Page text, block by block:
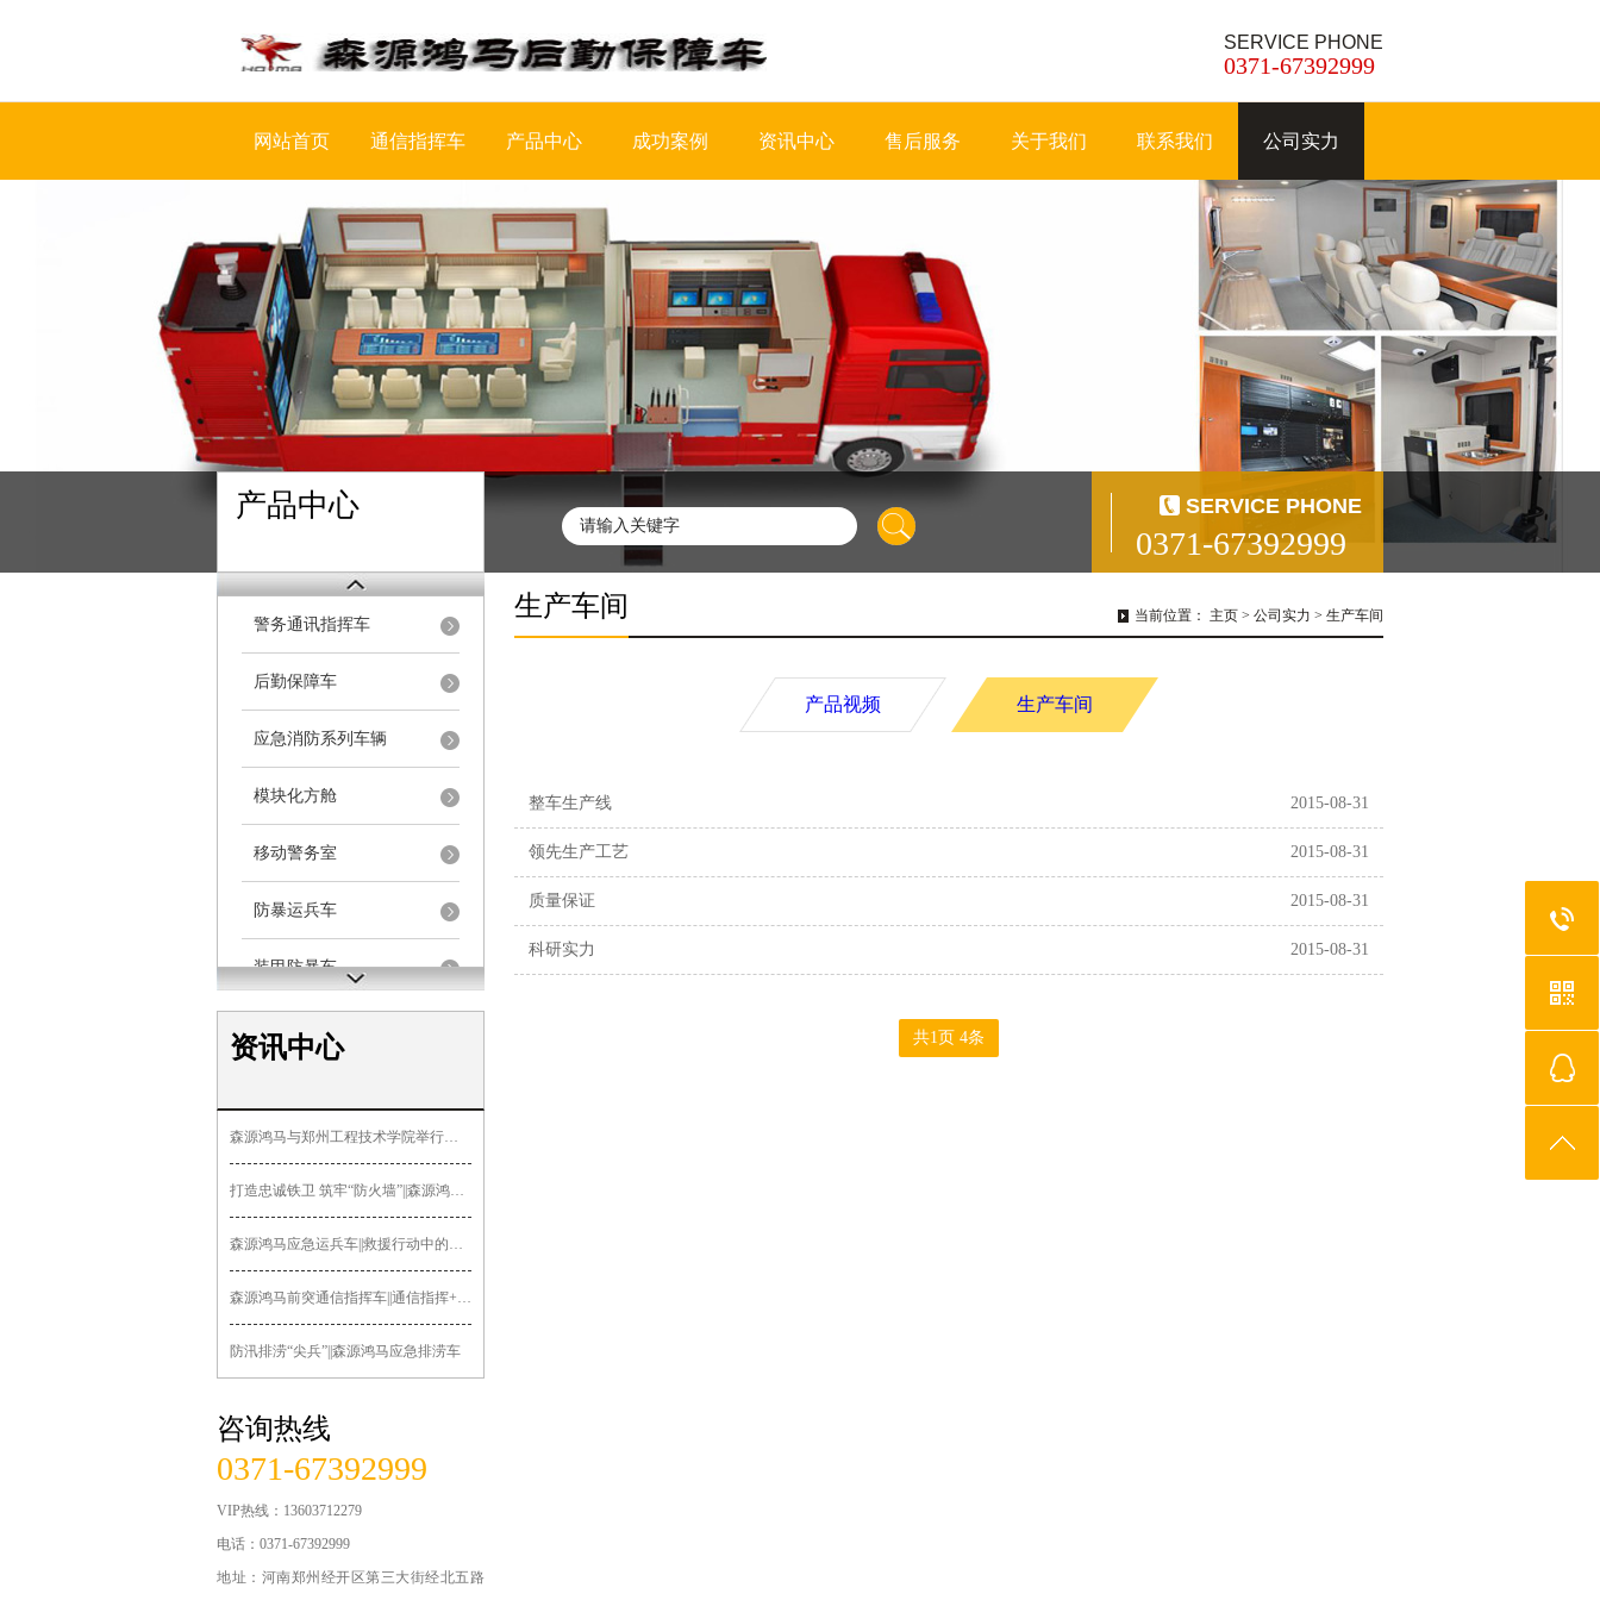
SERVICE PHONE
0371-67392999
网站首页 通信指挥车 产品中心 成功案例 资讯中心 售后服务 关于我们 联系我们 公司实力
产品中心 SERVICE PHONE
0371-67392999
警务通讯指挥车
后勤保障车
应急消防系列车辆
模块化方舱
移动警务室
防暴运兵车
装甲防暴车
无人机指挥车
医疗急救系列
锂电公务车
交通系列车辆
法院检察院车辆
食品药品监管车辆
城管系列车辆
资讯中心
森源鸿马与郑州工程技术学院举行签约授牌暨“郑工森源鸿马汽车造
打造忠诚铁卫 筑牢“防火墙”||森源鸿马多功能押解车发往黑龙
森源鸿马应急运兵车||救援行动中的关键力量
森源鸿马前突通信指挥车||通信指挥+先遣突击
防汛排涝“尖兵”||森源鸿马应急排涝车
咨询热线
0371-67392999
VIP热线：13603712279
电话：0371-67392999
地址：河南郑州经开区第三大街经北五路
生产车间 当前位置： 主页 > 公司实力 > 生产车间
产品视频 生产车间
整车生产线 2015-08-31
领先生产工艺 2015-08-31
质量保证 2015-08-31
科研实力 2015-08-31
共1页 4条